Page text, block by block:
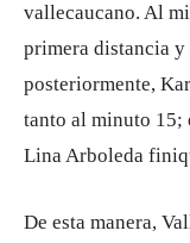
vallecaucano. Al
primera distancia
posteriormente,
tanto al minuto 15;
Lina Arboleda
De esta manera,